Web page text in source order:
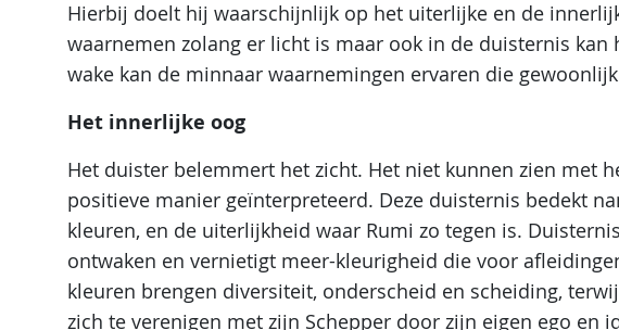
Hierbij doelt hij waarschijnlijk op het uiterlijke en de
waarnemen zolang er licht is maar ook in de duisternis kan
wake kan de minnaar waarnemingen ervaren die
Het innerlijke oog
Het duister belemmert het zicht. Het niet kunnen zien met
positieve manier geïnterpreteerd. Deze duisternis bedekt
kleuren, en de uiterlijkheid waar Rumi zo tegen is.
ontwaken en vernietigt meer-kleurigheid die voor
kleuren brengen diversiteit, onderscheid en scheiding,
zich te verenigen met zijn Schepper door zijn eigen ego en